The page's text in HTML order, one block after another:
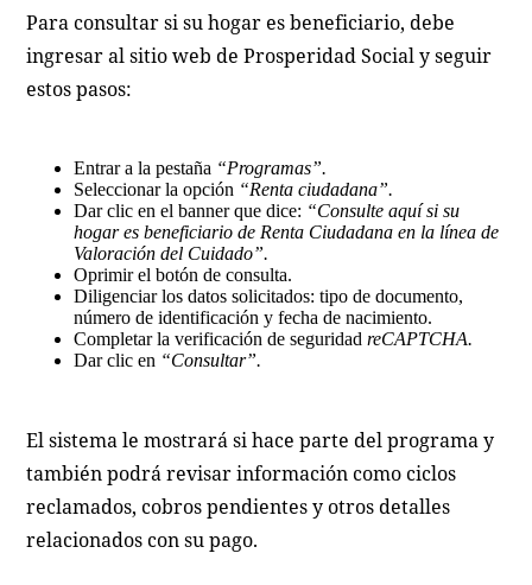
Para consultar si su hogar es beneficiario, debe
ingresar al sitio web de Prosperidad Social y seguir
estos pasos:
Entrar a la pestaña “Programas”.
Seleccionar la opción “Renta ciudadana”.
Dar clic en el banner que dice: “Consulte aquí si su
hogar es beneficiario de Renta Ciudadana en la línea de
Valoración del Cuidado”.
Oprimir el botón de consulta.
Diligenciar los datos solicitados: tipo de documento,
número de identificación y fecha de nacimiento.
Completar la verificación de seguridadreCAPTCHA.
Dar clic en “Consultar”.
El sistema le mostrará si hace parte del programa y
también podrá revisar información como ciclos
reclamados, cobros pendientes y otros detalles
relacionados con su pago.